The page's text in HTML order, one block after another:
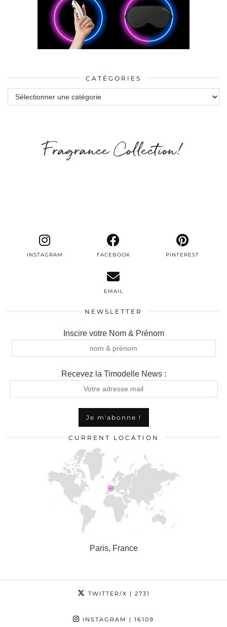
CATÉGORIES
Catégories
Fragrance Collection!
INSTAGRAM FACEBOOK PINTEREST
EMAIL
NEWSLETTER
Inscire votre Nom & Prénom
Recevez la Timodelle News :
CURRENT LOCATION
Paris, France
TWITTER/X | 2731
INSTAGRAM | 16109